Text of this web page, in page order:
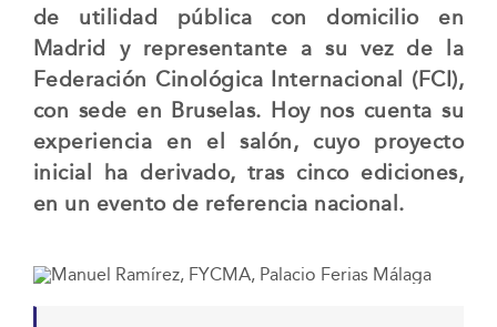
de utilidad pública con domicilio en
Madrid y representante a su vez de la
Federación Cinológica Internacional (FCI),
con sede en Bruselas. Hoy nos cuenta su
experiencia en el salón, cuyo proyecto
inicial ha derivado, tras cinco ediciones,
en un evento de referencia nacional.